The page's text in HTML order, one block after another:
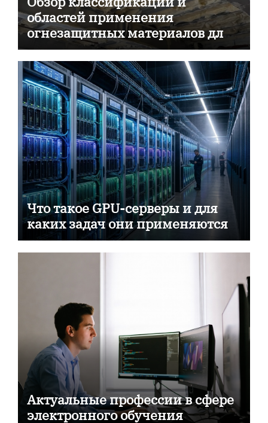
областей применения
огнезащитных материалов для
пассивной противопожарной
защиты
Что такое GPU-серверы и для
каких задач они применяются
Актуальные профессии в сфере
электронного обучения